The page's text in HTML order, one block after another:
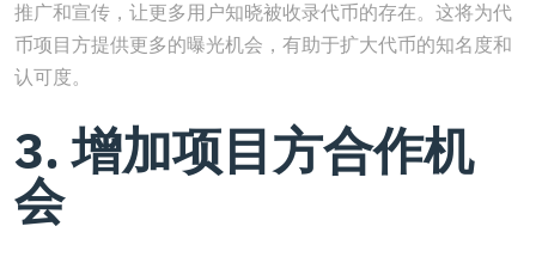
推广和宣传，让更多用户知晓被收录代币的存在。这将为代
币项目方提供更多的曝光机会，有助于扩大代币的知名度和
认可度。
3. 增加项目方合作机
会